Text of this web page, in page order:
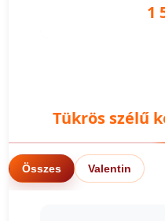
1
Tükrös szélű
Összes Valentin